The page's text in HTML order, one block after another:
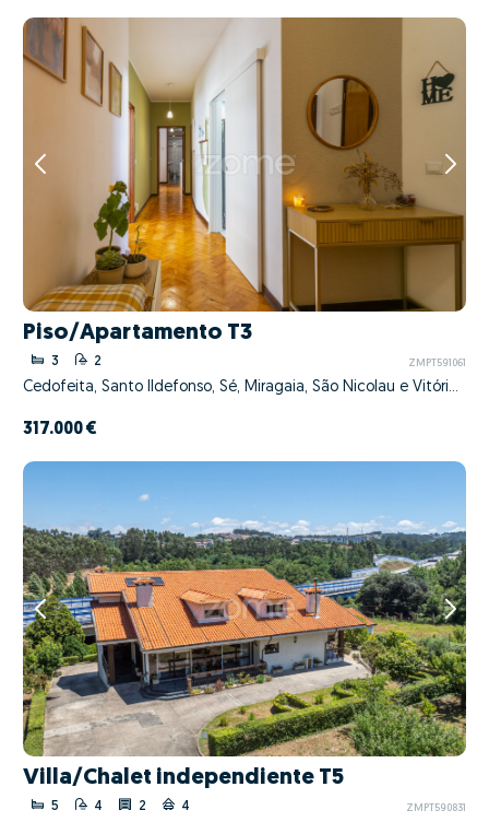
Piso/Apartamento T3
3 2 ZMPT591061
Cedofeita, Santo Ildefonso, Sé, Miragaia, São Nicolau e Vitória, Porto, Porto
317.000 €
Villa/Chalet independiente T5
5 4 2 4 ZMPT590831